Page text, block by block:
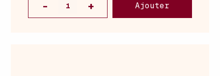
Ajouter